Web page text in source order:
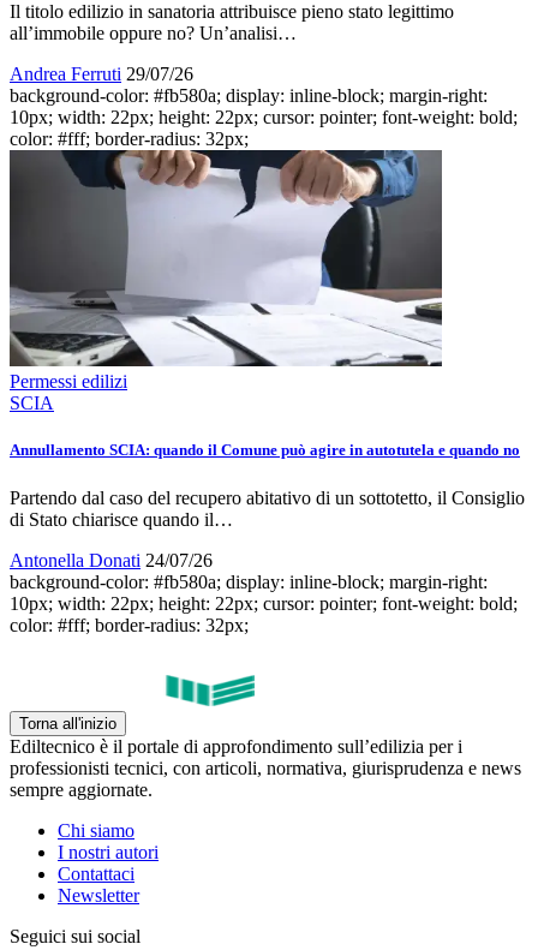
Il titolo edilizio in sanatoria attribuisce pieno stato legittimo
all’immobile oppure no? Un’analisi…
Andrea Ferruti 29/07/26
background-color: #fb580a; display: inline-block; margin-right:
10px; width: 22px; height: 22px; cursor: pointer; font-weight: bold;
color: #fff; border-radius: 32px;
Permessi edilizi
SCIA
Annullamento SCIA: quando il Comune può agire in autotutela e quando no
Partendo dal caso del recupero abitativo di un sottotetto, il Consiglio
di Stato chiarisce quando il…
Antonella Donati 24/07/26
background-color: #fb580a; display: inline-block; margin-right:
10px; width: 22px; height: 22px; cursor: pointer; font-weight: bold;
color: #fff; border-radius: 32px;
Torna all'inizio
Ediltecnico è il portale di approfondimento sull’edilizia per i
professionisti tecnici, con articoli, normativa, giurisprudenza e news
sempre aggiornate.
Chi siamo
I nostri autori
Contattaci
Newsletter
Seguici sui social